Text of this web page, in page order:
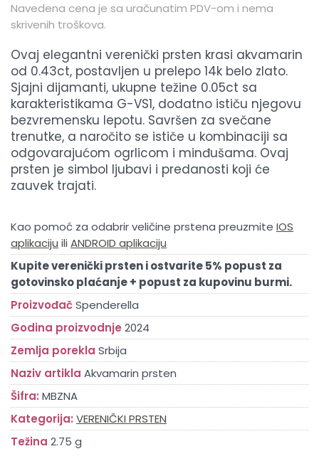
Navedena cena je sa uračunatim PDV-om i nema
skrivenih troškova.
Ovaj elegantni verenički prsten krasi akvamarin
od 0.43ct, postavljen u prelepo 14k belo zlato.
Sjajni dijamanti, ukupne težine 0.05ct sa
karakteristikama G-VS1, dodatno ističu njegovu
bezvremensku lepotu. Savršen za svečane
trenutke, a naročito se ističe u kombinaciji sa
odgovarajućom ogrlicom i minđušama. Ovaj
prsten je simbol ljubavi i predanosti koji će
zauvek trajati.
Kao pomoć za odabrir veličine prstena preuzmite IOS
aplikaciju ili ANDROID aplikaciju
Kupite verenički prsten i ostvarite 5% popust za
gotovinsko plaćanje + popust za kupovinu burmi.
ProizvođačSpenderella
Godina proizvodnje 2024
Zemlja porekla Srbija
Naziv artikla Akvamarin prsten
Šifra: MBZNA
Kategorija: VERENIČKI PRSTEN
Težina 2.75 g